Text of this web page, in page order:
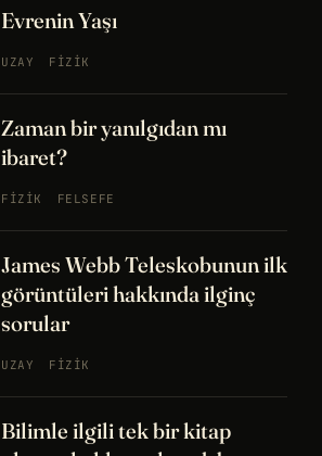
Evrenin Yaşı
UZAY FIZIK
Zaman bir yanılgıdan mı
ibaret?
FIZIK FELSEFE
James Webb Teleskobunun ilk
görüntüleri hakkında ilginç
sorular
UZAY FIZIK
Bilimle ilgili tek bir kitap